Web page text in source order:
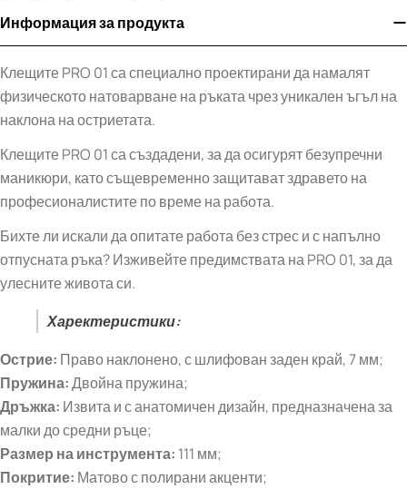
Информация за продукта
Клещите PRO 01 са специално проектирани да намалят
физическото натоварване на ръката чрез уникален ъгъл на
наклона на остриетата.
Клещите PRO 01 са създадени, за да осигурят безупречни
маникюри, като същевременно защитават здравето на
професионалистите по време на работа.
Бихте ли искали да опитате работа без стрес и с напълно
отпусната ръка? Изживейте предимствата на PRO 01, за да
улесните живота си.
Харектеристики:
Острие: Право наклонено, с шлифован заден край, 7 мм;
Пружина:Двойна пружина;
Дръжка: Извита и с анатомичен дизайн, предназначена за
малки до средни ръце;
Размер на инструмента: 111 мм;
Покритие: Матово с полирани акценти;